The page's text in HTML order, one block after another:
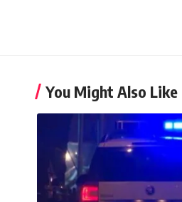
You Might Also Like